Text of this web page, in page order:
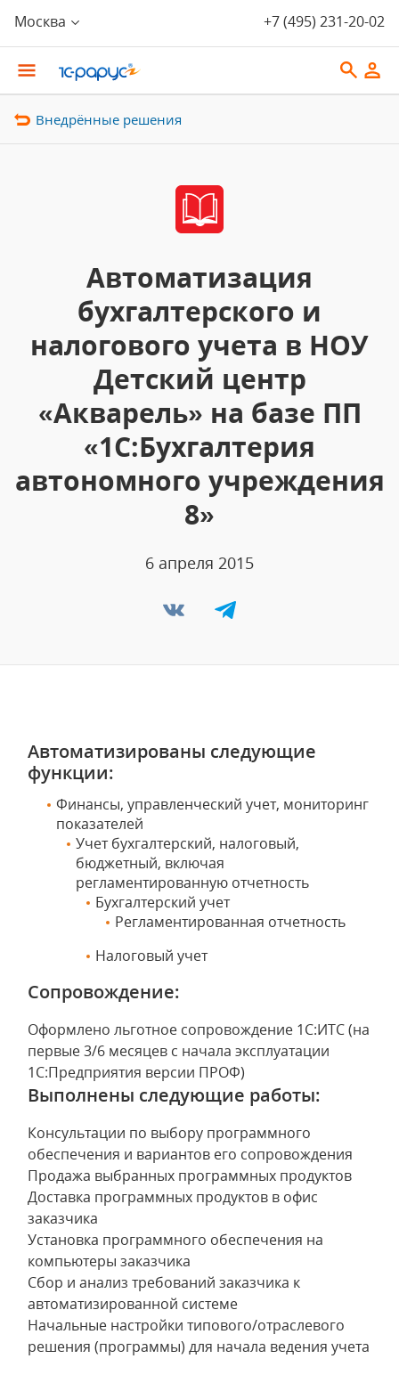
Москва +7 (495) 231-20-02
Внедрённые решения
Автоматизация
бухгалтерского и
налогового учета в НОУ
Детский центр
«Акварель» на базе ПП
«1С:Бухгалтерия
автономного учреждения
8»
6 апреля 2015
Автоматизированы следующие
функции:
Финансы, управленческий учет, мониторинг
показателей
Учет бухгалтерский, налоговый,
бюджетный, включая
регламентированную отчетность
Бухгалтерский учет
Регламентированная отчетность
Налоговый учет
Сопровождение:
Оформлено льготное сопровождение 1С:ИТС (на
первые 3/6 месяцев с начала эксплуатации
1С:Предприятия версии ПРОФ)
Выполнены следующие работы:
Консультации по выбору программного
обеспечения и вариантов его сопровождения
Продажа выбранных программных продуктов
Доставка программных продуктов в офис
заказчика
Установка программного обеспечения на
компьютеры заказчика
Сбор и анализ требований заказчика к
автоматизированной системе
Начальные настройки типового/отраслевого
решения (программы) для начала ведения учета